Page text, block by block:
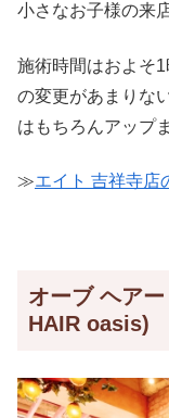
小さなお子様の来
施術時間はおよそ
の変更があまりな
はもちろんアップ
≫エイト 吉祥寺店
オーブ ヘア
HAIR oasis)